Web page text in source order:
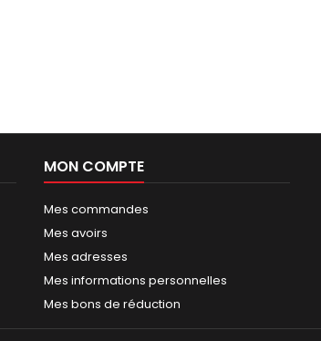
MON COMPTE
Mes commandes
Mes avoirs
Mes adresses
Mes informations personnelles
Mes bons de réduction